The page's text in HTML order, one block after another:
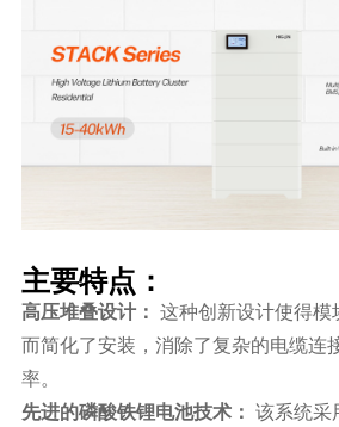
主要特点：
高压堆叠设计： 这种创新设计使得
而简化了安装，消除了复杂的电缆连
率。
先进的磷酸铁锂电池技术： 该系统采